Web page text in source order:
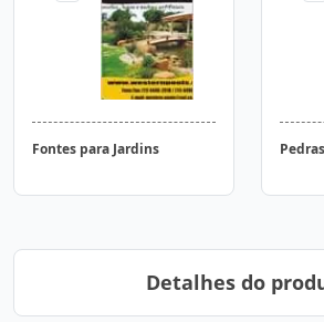
Fontes para Jardins
Detalhes do